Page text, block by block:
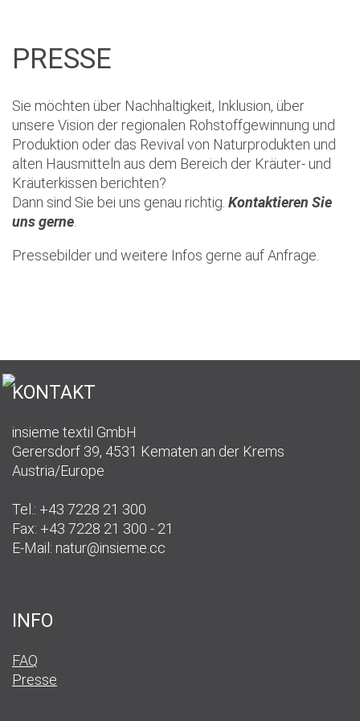
Nackenhörnchen
Sonstiges
Textilien
Tierkissen
Zirbenkissen
PREIS
<1
MERKMAL
PRESSE
Sie möchten über Nachhaltigkeit, Inklusion, über
unsere Vision der regionalen Rohstoffgewinnung und
Produktion oder das Revival von Naturprodukten und
alten Hausmitteln aus dem Bereich der Kräuter- und
Kräuterkissen berichten?
Dann sind Sie bei uns genau richtig. Kontaktieren Sie
uns gerne
Pressebilder und weitere Infos gerne auf Anfrage.
KONTAKT
insieme textil GmbH
Gerersdorf 39, 4531 Kematen an der Krems
Austria/Europe
Tel.: +43 7228 21 300
Fax: +43 7228 21 300 - 21
E-Mail: natur@insieme.cc
INFO
FAQ
Presse